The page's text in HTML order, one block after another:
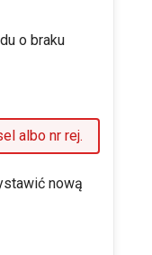
o braku
albo nr rej.
nową